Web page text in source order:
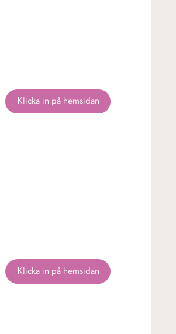
Klicka in på hemsidan
Klicka in på hemsidan